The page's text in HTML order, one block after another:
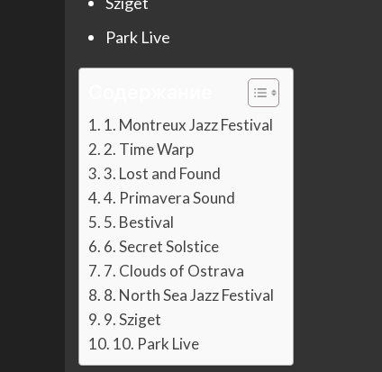
Park Live
1. Montreux Jazz Festival
2. Time Warp
3. Lost and Found
4. Primavera Sound
5. Bestival
6. Secret Solstice
7. Clouds of Ostrava
8. North Sea Jazz Festival
9. Sziget
10. Park Live